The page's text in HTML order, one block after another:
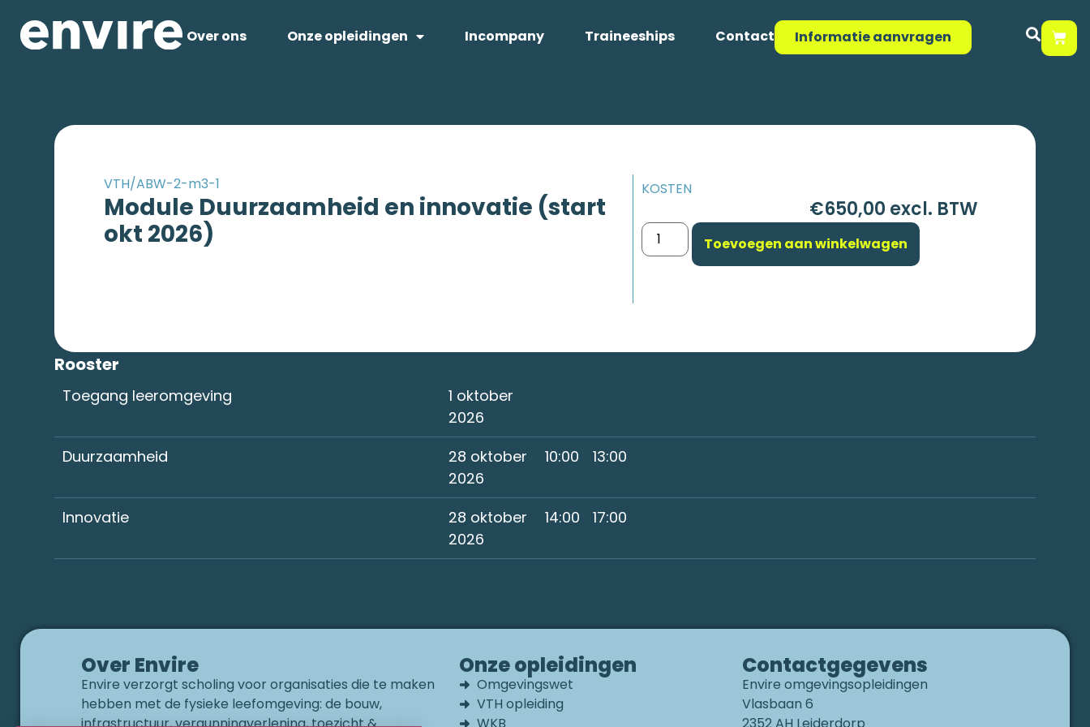
Over ons Onze opleidingen Incompany Traineeships Contact Informatie aanvragen
VTH/ABW-2-m3-1
Module Duurzaamheid en innovatie (start
okt 2026)
KOSTEN
€650,00 excl. BTW
Toevoegen aan winkelwagen
Toegang leeromgeving
1 oktober
2026
Duurzaamheid
28 oktober
2026
10:00 13:00
Innovatie
28 oktober
2026
14:00 17:00
Over Envire
Envire verzorgt scholing voor organisaties die te maken
hebben met de fysieke leefomgeving: de bouw,
Onze opleidingen
Omgevingswet
VTH opleiding
Contactgegevens
Envire omgevingsopleidingen
Vlasbaan 6